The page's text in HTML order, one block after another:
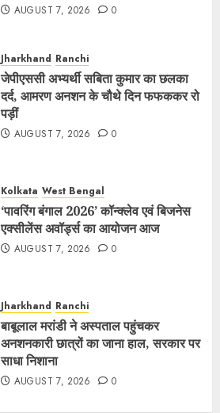
AUGUST 7, 2026 0
Jharkhand Ranchi
जेपीएससी अभ्यर्थी सबिता कुमार का छलका
दर्द, आमरण अनशन के चौथे दिन फफककर रो
पड़ीं
AUGUST 7, 2026 0
Kolkata West Bengal
‘पावरिंग बंगाल 2026’ कॉन्क्लेव एवं बिजनेस
एक्सीलेंस अवॉर्ड्स का आयोजन आज
AUGUST 7, 2026 0
Jharkhand Ranchi
बाबूलाल मरांडी ने अस्पताल पहुंचकर
अनशनकारी छात्रों का जाना हाल, सरकार पर
साधा निशाना
AUGUST 7, 2026 0